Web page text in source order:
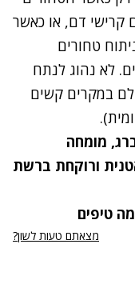
קרישי דם, או כאשר
טחורים
לא נהוג לנתח
במקרים קשים
מומחה
ורוקחת ברשת
טיפים
מצאתם טעות לשון?